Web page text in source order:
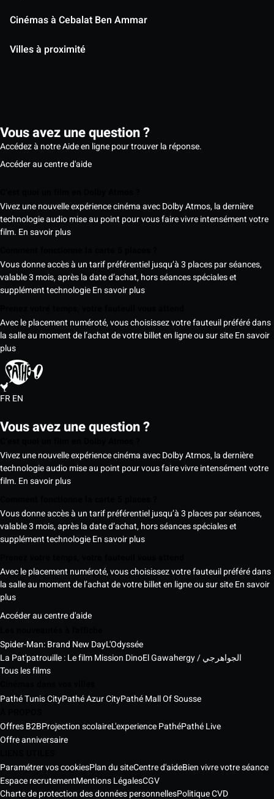
Cinémas à Cebalat Ben Ammar
Villes à proximité
Vous avez une question ?
Accédez à notre Aide en ligne pour trouver la réponse.
Accéder au centre d'aide
Vivez une nouvelle expérience cinéma avec Dolby Atmos, la dernière
technologie audio mise au point pour vous faire vivre intensément votre
film. En savoir plus
Vous donne accès à un tarif préférentiel jusqu’à 3 places par séances,
valable 3 mois, après la date d’achat, hors séances spéciales et
supplément technologieEn savoir plus
Avec le placement numéroté, vous choisissez votre fauteuil préféré dans
la salle au moment de l’achat de votre billet en ligne ou sur siteEn savoir
plus
FREN
Vous avez une question ?
Vivez une nouvelle expérience cinéma avec Dolby Atmos, la dernière
technologie audio mise au point pour vous faire vivre intensément votre
film. En savoir plus
Vous donne accès à un tarif préférentiel jusqu’à 3 places par séances,
valable 3 mois, après la date d’achat, hors séances spéciales et
supplément technologieEn savoir plus
Avec le placement numéroté, vous choisissez votre fauteuil préféré dans
la salle au moment de l’achat de votre billet en ligne ou sur siteEn savoir
plus
Accéder au centre d'aide
Spider-Man: Brand New DayL'Odyssée
La Pat'patrouille : Le film Mission Dino
El Gawahergy / الجواهرجي
Tous les films
Pathé Tunis CityPathé Azur CityPathé Mall Of Sousse
Offres B2BProjection scolaireL'experience PathéPathé Live
Offre anniversaire
Paramétrer vos cookiesPlan du siteCentre d'aideBien vivre votre séance
Espace recrutementMentions LégalesCGV
Charte de protection des données personnellesPolitique CVD